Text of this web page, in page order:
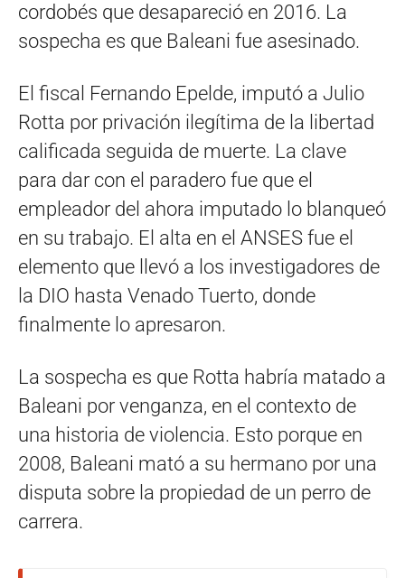
cordobés que desapareció en 2016. La
sospecha es que Baleani fue asesinado.
El fiscal Fernando Epelde, imputó a Julio
Rotta por privación ilegítima de la libertad
calificada seguida de muerte. La clave
para dar con el paradero fue que el
empleador del ahora imputado lo blanqueó
en su trabajo. El alta en el ANSES fue el
elemento que llevó a los investigadores de
la DIO hasta Venado Tuerto, donde
finalmente lo apresaron.
La sospecha es que Rotta habría matado a
Baleani por venganza, en el contexto de
una historia de violencia. Esto porque en
2008, Baleani mató a su hermano por una
disputa sobre la propiedad de un perro de
carrera.